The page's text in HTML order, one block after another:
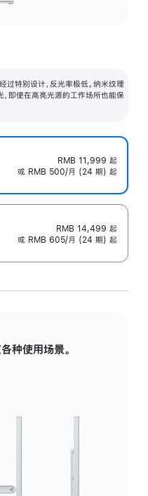
过特别设计，反光率极低。纳米纹理
即使在高亮光源的工作场所也能保
RMB 11,999 起
或 RMB 500/月 (24 期) 起
RMB 14,499 起
或 RMB 605/月 (24 期) 起
种使用场景。